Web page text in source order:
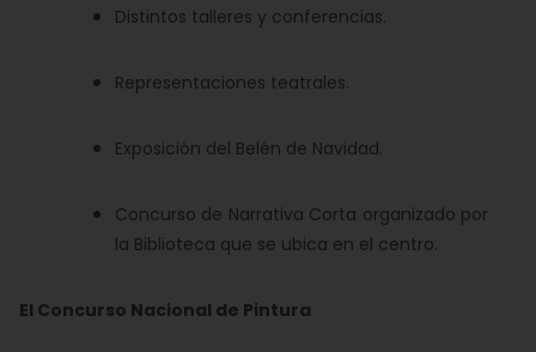
Distintos talleres y conferencias.
Representaciones teatrales.
Exposición del Belén de Navidad.
Concurso de Narrativa Corta organizado por
la Biblioteca que se ubica en el centro.
El Concurso Nacional de Pintura